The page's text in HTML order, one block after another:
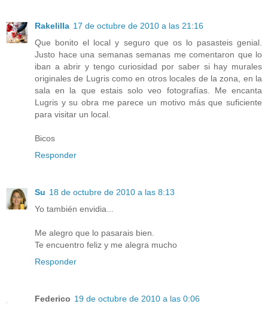
Rakelilla 17 de octubre de 2010 a las 21:16
Que bonito el local y seguro que os lo pasasteis genial.
Justo hace una semanas semanas me comentaron que lo
iban a abrir y tengo curiosidad por saber si hay murales
originales de Lugris como en otros locales de la zona, en la
sala en la que estais solo veo fotografías. Me encanta
Lugris y su obra me parece un motivo más que suficiente
para visitar un local.
Bicos
Responder
Su 18 de octubre de 2010 a las 8:13
Yo también envidia...
Me alegro que lo pasarais bien.
Te encuentro feliz y me alegra mucho
Responder
Federico 19 de octubre de 2010 a las 0:06